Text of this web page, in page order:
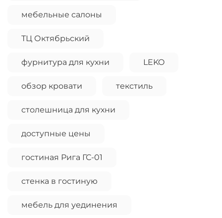
мебельные салоны
ТЦ Октябрьский
фурнитура для кухни LEKO
обзор кровати текстиль
столешница для кухни
доступные цены
гостиная Рига ГС-01
стенка в гостиную
мебель для уединения